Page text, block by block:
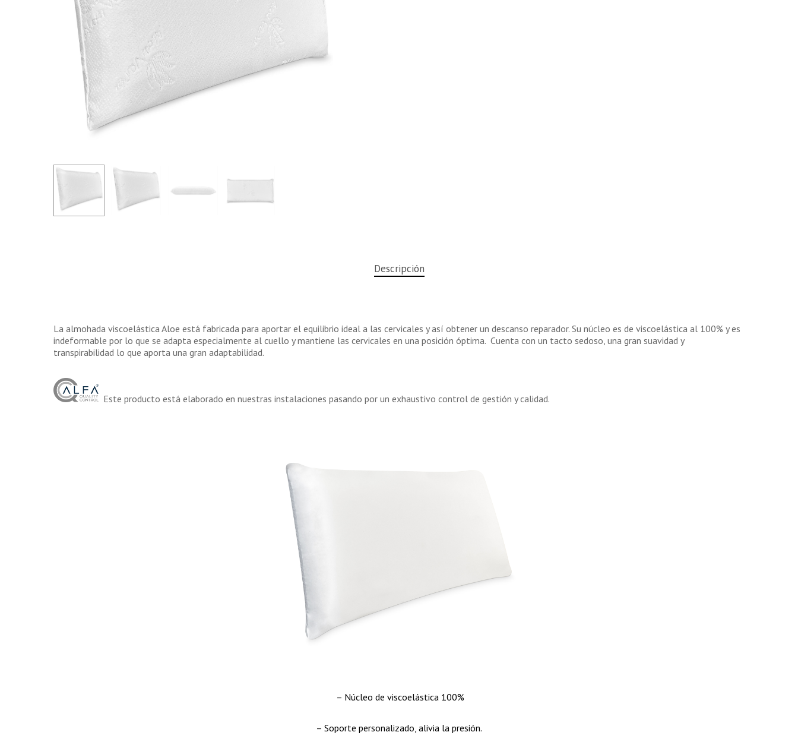
Descripción
La almohada viscoelástica Aloe está fabricada para aportar el equilibrio ideal a las cervicales y así obtener un descanso reparador. Su núcleo es de viscoelástica al 100% y es
indeformable por lo que se adapta especialmente al cuello y mantiene las cervicales en una posición óptima. Cuenta con un tacto sedoso, una gran suavidad y
transpirabilidad lo que aporta una gran adaptabilidad.
Este producto está elaborado en nuestras instalaciones pasando por un exhaustivo control de gestión y calidad.
– Núcleo de viscoelástica 100%
– Soporte personalizado, alivia la presión.